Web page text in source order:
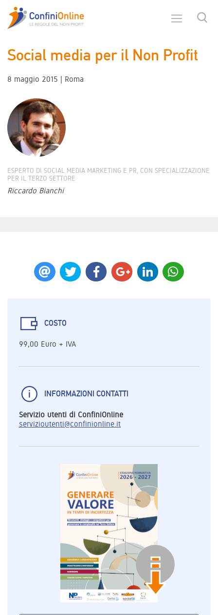
Social media per il Non Profit
8 maggio 2015 | Roma
ESPERTO DI SOCIAL MEDIA MARKETING E PR, CON SPECIALIZZAZIONE
PER IL TERZO SETTORE
Riccardo Bianchi
COSTO
99,00 Euro + IVA
INFORMAZIONI CONTATTI
Servizio utenti di ConfiniOnline
servizioutenti@confinionline.it